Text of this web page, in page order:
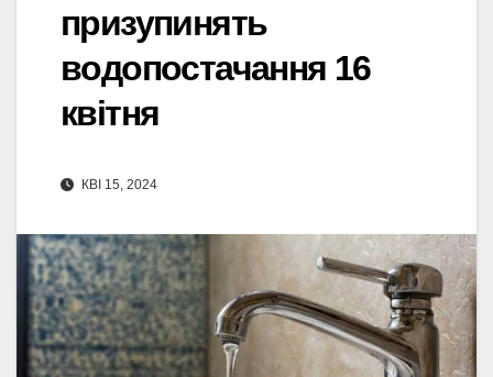
призупинять
водопостачання 16
квітня
КВІ 15, 2024